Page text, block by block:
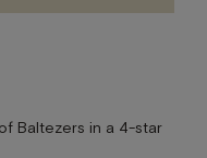
Baltezers in a 4-star